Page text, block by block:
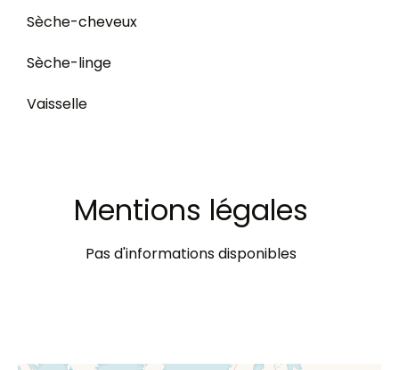
Sèche-cheveux
Sèche-linge
Vaisselle
Mentions légales
Pas d'informations disponibles